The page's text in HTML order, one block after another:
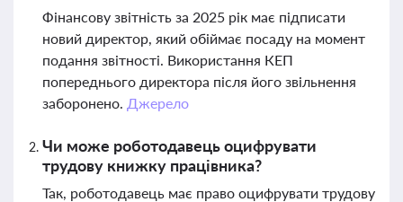
Фінансову звітність за 2025 рік має підписати
новий директор, який обіймає посаду на момент
подання звітності. Використання КЕП
попереднього директора після його звільнення
заборонено. Джерело
Чи може роботодавець оцифрувати
трудову книжку працівника?
Так, роботодавець має право оцифрувати трудову